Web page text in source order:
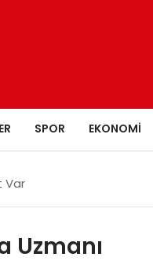
SPOR EKONOMI
Var
Uzmanı